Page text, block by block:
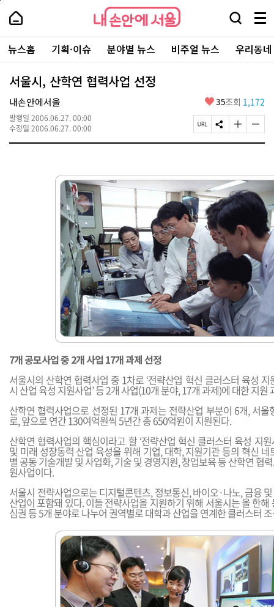
본
로
가
내
손
안
에
서
울
-
서
울
시
대
표
소
내
손
에
울
검
창
열
기
메
뉴
전
체
보
주
요
서
뉴스홈 기획·이슈 분야별 뉴스 비주얼 뉴스 우리동
서울시, 산학연 협력사업 선정
내손안에서울
발행일 2006.06.27. 00:00
수정일 2006.06.27. 00:00
좋
요
35조회 1,172
페
이
L
복
사
S
N
하
기
글
자
게
변
경
하
기
글
자
게
변
경
하
7개 공모사업 중 2개 사업 17개 과제 선정
서울시의 산학연 협력사업 중 1차로 ‘전략산업 혁신 클러스터 육성 지
시 산업 육성 지원사업’ 등 2개 사업(10개 분야, 17개 과제)에 대한 지원
산학연 협력사업으로 선정된 17개 과제는 전략산업 부분이 6개, 서
로, 앞으로 연간 130여억원씩 5년간 총 650억원이 지원된다.
산학연 협력사업의 핵심이라고 할 ‘전략산업 혁신 클러스터 육성 지
및 미래 성장동력 산업 육성을 위해 기업, 대학, 지원기관 등의 혁신
별 공동 기술개발 및 사업화, 기술 및 경영지원, 창업보육 등 산학연 협
원사업이다.
서울시 전략사업으로는 디지털콘텐츠, 정보통신, 바이오·나노, 금융
산업이 포함돼 있다. 이들 전략사업을 지원하기 위해 서울시는 올 한해
심권 등 5개 분야로 나누어 권역별로 대학과 산업을 연계한 클러스터
페
상
단
로